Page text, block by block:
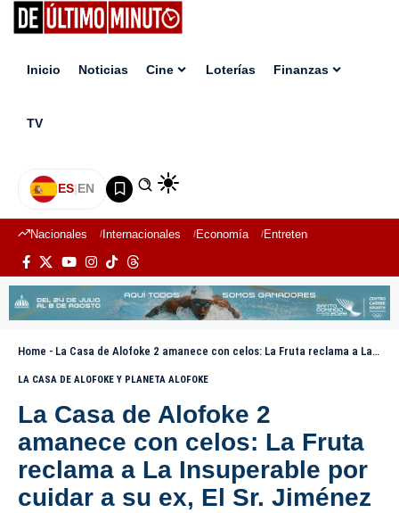
Inicio Noticias Cine Loterías Finanzas
TV
ES|EN
Nacionales Internacionales Economía Entretenimiento
Home - La Casa de Alofoke 2 amanece con celos: La Fruta reclama a La Insuperable por cuidar a su ex, El Sr. Jiménez
LA CASA DE ALOFOKE Y PLANETA ALOFOKE
La Casa de Alofoke 2
amanece con celos: La Fruta
reclama a La Insuperable por
cuidar a su ex, El Sr. Jiménez